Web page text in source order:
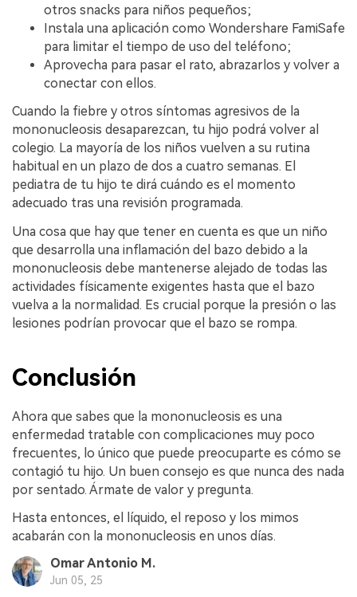
otros snacks para niños pequeños;
Instala una aplicación como Wondershare FamiSafe
para limitar el tiempo de uso del teléfono;
Aprovecha para pasar el rato, abrazarlos y volver a
conectar con ellos.
Cuando la fiebre y otros síntomas agresivos de la
mononucleosis desaparezcan, tu hijo podrá volver al
colegio. La mayoría de los niños vuelven a su rutina
habitual en un plazo de dos a cuatro semanas. El
pediatra de tu hijo te dirá cuándo es el momento
adecuado tras una revisión programada.
Una cosa que hay que tener en cuenta es que un niño
que desarrolla una inflamación del bazo debido a la
mononucleosis debe mantenerse alejado de todas las
actividades físicamente exigentes hasta que el bazo
vuelva a la normalidad. Es crucial porque la presión o las
lesiones podrían provocar que el bazo se rompa.
Conclusión
Ahora que sabes que la mononucleosis es una
enfermedad tratable con complicaciones muy poco
frecuentes, lo único que puede preocuparte es cómo se
contagió tu hijo. Un buen consejo es que nunca des nada
por sentado. Ármate de valor y pregunta.
Hasta entonces, el líquido, el reposo y los mimos
acabarán con la mononucleosis en unos días.
Omar Antonio M.
Jun 05, 25